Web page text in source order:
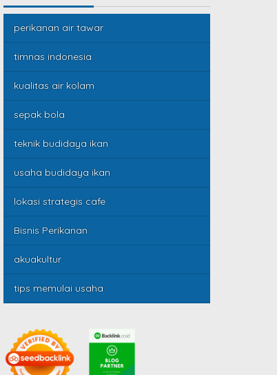
perikanan air tawar
timnas indonesia
kualitas air kolam
sepak bola
teknik budidaya ikan
usaha budidaya ikan
lokasi strategis cafe
Bisnis Perikanan
akuakultur
tips memulai usaha